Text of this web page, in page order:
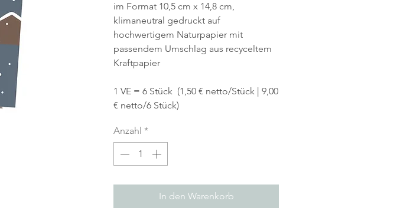
im Format 10,5 cm x 14,8 cm,
klimaneutral gedruckt auf
hochwertigem Naturpapier mit
passendem Umschlag aus recyceltem
Kraftpapier
1 VE = 6 Stück (1,50 € netto/Stück | 9,00
€ netto/6 Stück)
Anzahl *
In den Warenkorb